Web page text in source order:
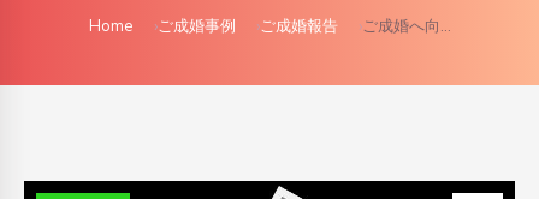
You are here:
Home ご成婚事例 ご成婚報告 ご成婚へ向…